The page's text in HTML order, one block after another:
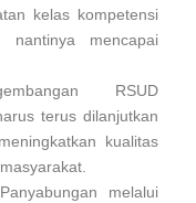
kelas kompetensi
mencapai
RSUD
terus dilanjutkan
kualitas
melalui